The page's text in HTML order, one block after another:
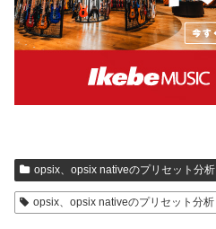
opsix、opsix nativeのプリセット分析
opsix、opsix nativeのプリセット分析